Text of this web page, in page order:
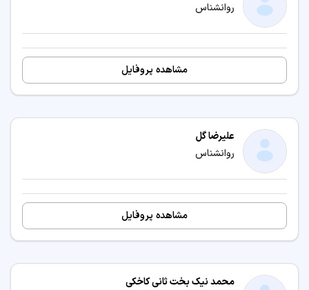
روانشناس
مشاهده پروفایل
علیرضا گل
روانشناس
مشاهده پروفایل
محمد نیک بخت ثانی کاخکی